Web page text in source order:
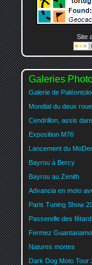
Site
Galeries
Galerie de
Mondial du deux
Cendrillon, assis
Exposition M76
Lancement du
Bayrou à Bercy
Bayrou au Zenith
Advancia en moto
Paris Tuning Show
Passerelle des
Fermez
Natures mortes
Dark Dog Moto Tour